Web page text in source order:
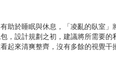
助於睡眠與休息，「凌亂的臥室
，設計規劃之初，建議將所需要
起來清爽整齊，沒有多餘的視覺干